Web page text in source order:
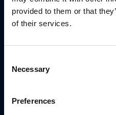
provided to them or that
of their services.
Selection
Necessary
Preferences
ALUEMYYNTIPÄÄLLIKKÖ,
Jussi Pernaa
+358 50 596 7006